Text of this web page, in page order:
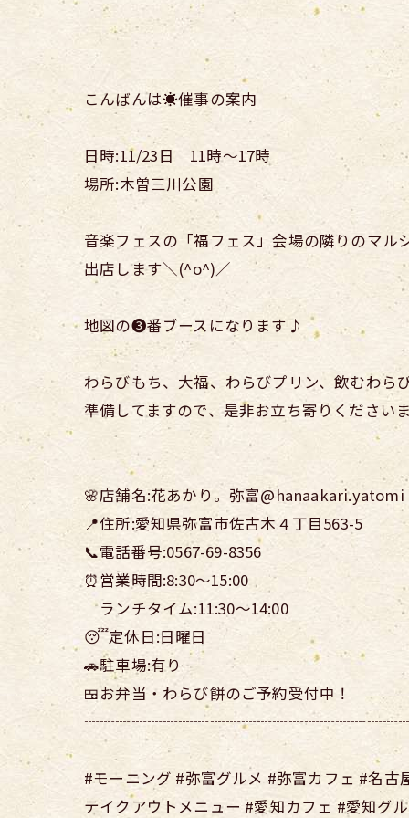
こんばんは☀️催事の案内
日時:11/23日 11時〜17時
場所:木曽三川公園
音楽フェスの「福フェス」会場の隣りのマル
出店します＼(^o^)／
地図の❸番ブースになります♪
わらびもち、大福、わらびプリン、飲むわら
準備してますので、是非お立ち寄りください
🌸店舗名:花あかり。弥富@hanaakari.yatomi
📍住所:愛知県弥富市佐古木４丁目563-5
📞電話番号:0567-69-8356
⏰営業時間:8:30〜15:00
ランチタイム:11:30〜14:00
😴定休日:日曜日
🚗駐車場:有り
🍱お弁当・わらび餅のご予約受付中！
#モーニング #弥富グルメ #弥富カフェ #名
テイクアウトメニュー #愛知カフェ #愛知グ